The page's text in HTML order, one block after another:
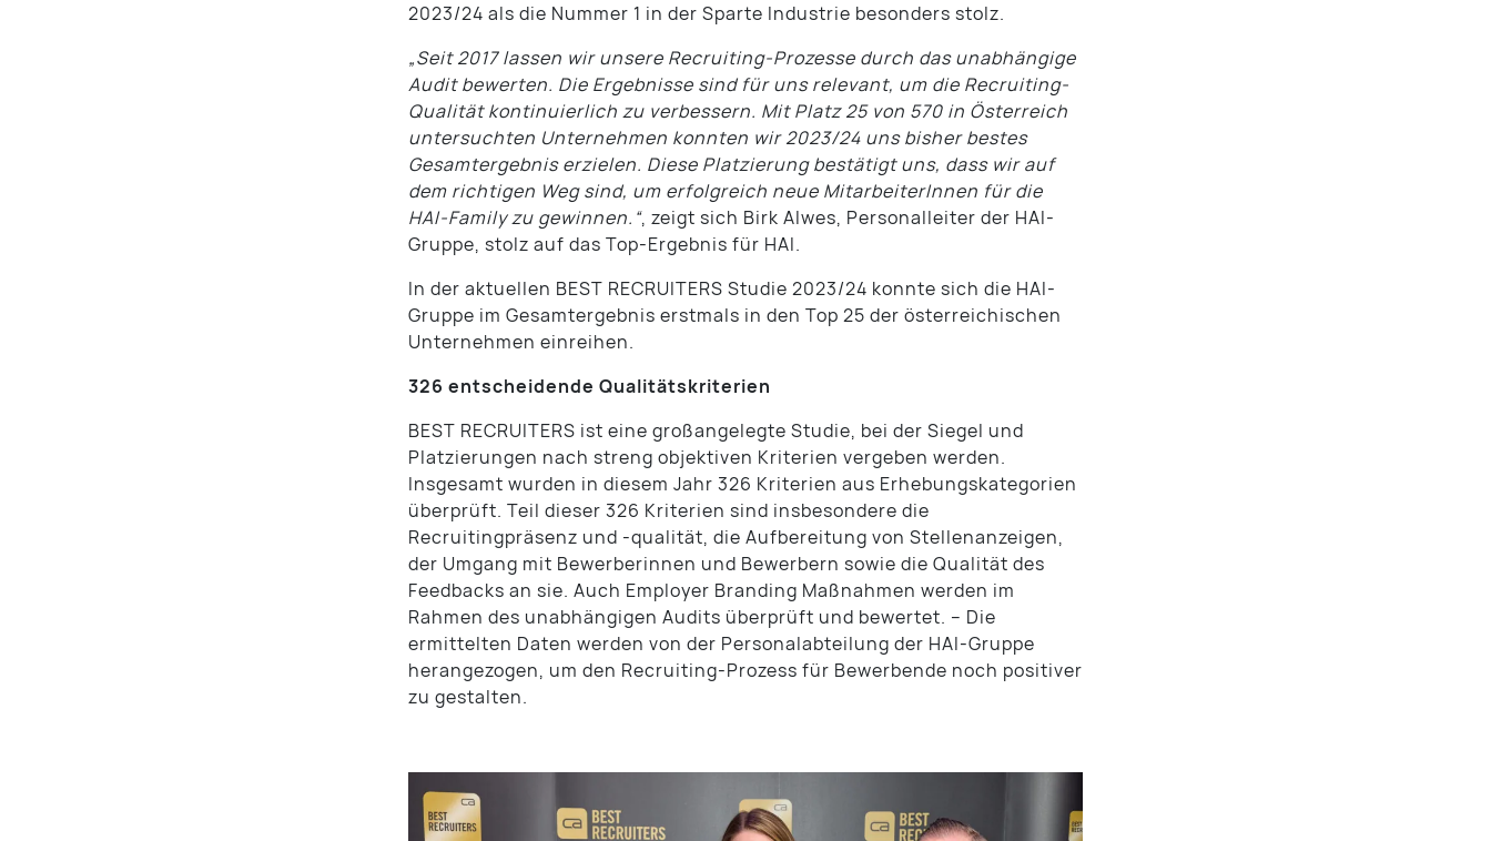
2023/24 als die Nummer 1 in der Sparte Industrie besonders stolz.
„Seit 2017 lassen wir unsere Recruiting-Prozesse durch das unabhängige
Audit bewerten. Die Ergebnisse sind für uns relevant, um die Recruiting-
Qualität kontinuierlich zu verbessern. Mit Platz 25 von 570 in Österreich
untersuchten Unternehmen konnten wir 2023/24 uns bisher bestes
Gesamtergebnis erzielen. Diese Platzierung bestätigt uns, dass wir auf
dem richtigen Weg sind, um erfolgreich neue MitarbeiterInnen für die
HAI-Family zu gewinnen.“, zeigt sich Birk Alwes, Personalleiter der HAI-
Gruppe, stolz auf das Top-Ergebnis für HAI.
In der aktuellen BEST RECRUITERS Studie 2023/24 konnte sich die HAI-
Gruppe im Gesamtergebnis erstmals in den Top 25 der österreichischen
Unternehmen einreihen.
326 entscheidende Qualitätskriterien
BEST RECRUITERS ist eine großangelegte Studie, bei der Siegel und
Platzierungen nach streng objektiven Kriterien vergeben werden.
Insgesamt wurden in diesem Jahr 326 Kriterien aus Erhebungskategorien
überprüft. Teil dieser 326 Kriterien sind insbesondere die
Recruitingpräsenz und -qualität, die Aufbereitung von Stellenanzeigen,
der Umgang mit Bewerberinnen und Bewerbern sowie die Qualität des
Feedbacks an sie. Auch Employer Branding Maßnahmen werden im
Rahmen des unabhängigen Audits überprüft und bewertet. – Die
ermittelten Daten werden von der Personalabteilung der HAI-Gruppe
herangezogen, um den Recruiting-Prozess für Bewerbende noch positiver
zu gestalten.